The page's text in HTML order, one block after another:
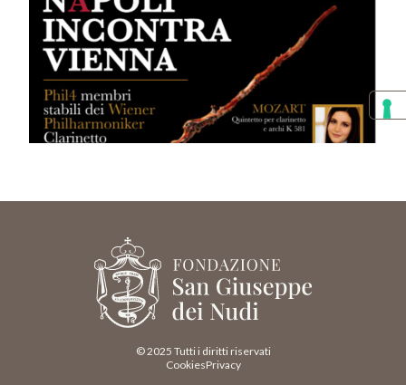
© 2025 Tutti i diritti riservati
CookiesPrivacy